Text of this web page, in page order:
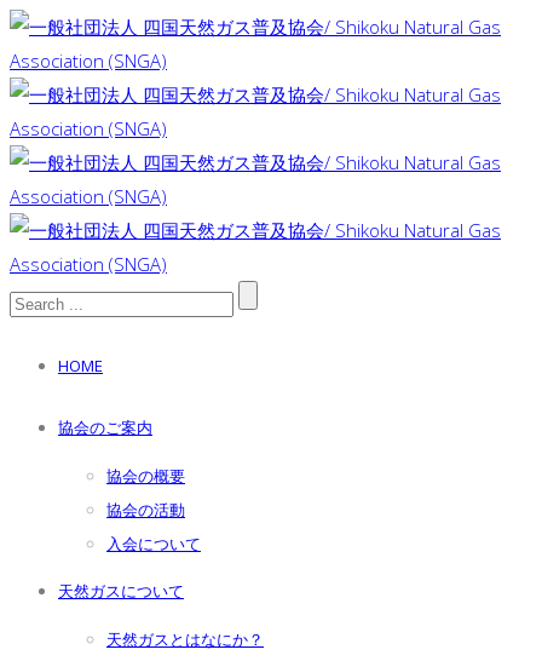
HOME
協会のご案内
協会の概要
協会の活動
入会について
天然ガスについて
天然ガスとはなにか？